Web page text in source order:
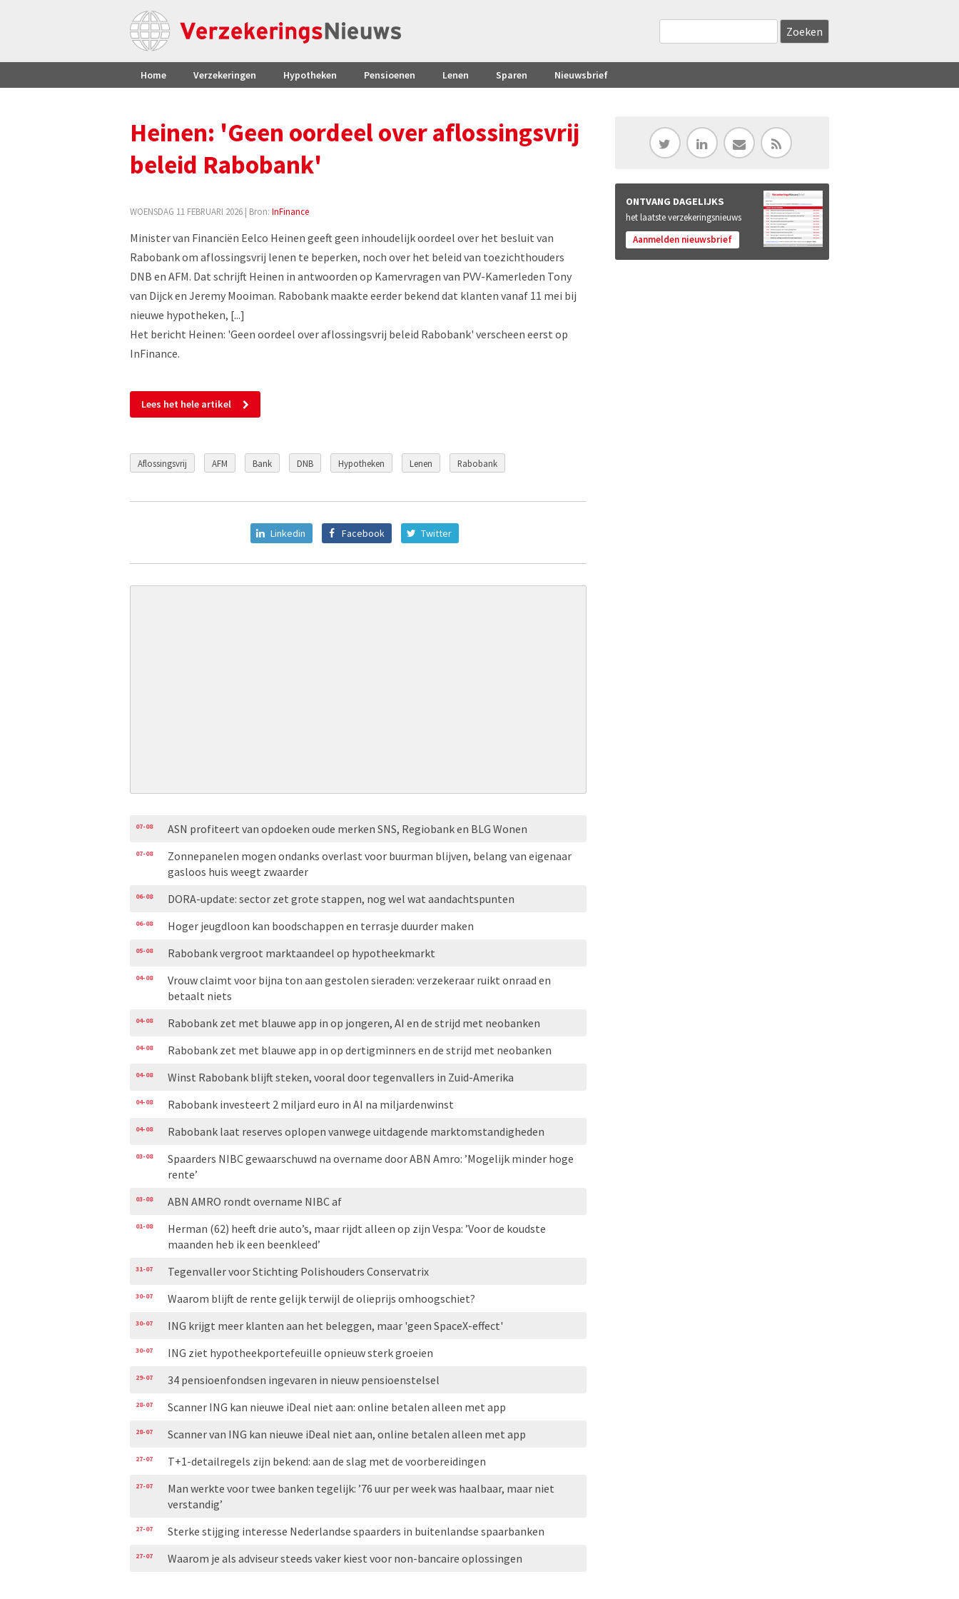
Home Verzekeringen Hypotheken Pensioenen Lenen Sparen Nieuwsbrief
Heinen: 'Geen oordeel over aflossingsvrij
beleid Rabobank'
WOENSDAG 11 FEBRUARI 2026 | Bron: InFinance
Minister van Financiën Eelco Heinen geeft geen inhoudelijk oordeel over het besluit van
Rabobank om aflossingsvrij lenen te beperken, noch over het beleid van toezichthouders
DNB en AFM. Dat schrijft Heinen in antwoorden op Kamervragen van PVV-Kamerleden Tony
van Dijck en Jeremy Mooiman. Rabobank maakte eerder bekend dat klanten vanaf 11 mei bij
nieuwe hypotheken, [...]
Het bericht Heinen: 'Geen oordeel over aflossingsvrij beleid Rabobank' verscheen eerst op
InFinance.
Lees het hele artikel
Aflossingsvrij AFM Bank DNB Hypotheken Lenen Rabobank
Linkedin Facebook Twitter
07-08 ASN profiteert van opdoeken oude merken SNS, Regiobank en BLG Wonen
07-08
Zonnepanelen mogen ondanks overlast voor buurman blijven, belang van eigenaar
gasloos huis weegt zwaarder
06-08 DORA-update: sector zet grote stappen, nog wel wat aandachtspunten
06-08 Hoger jeugdloon kan boodschappen en terrasje duurder maken
05-08 Rabobank vergroot marktaandeel op hypotheekmarkt
04-08
Vrouw claimt voor bijna ton aan gestolen sieraden: verzekeraar ruikt onraad en
betaalt niets
04-08 Rabobank zet met blauwe app in op jongeren, AI en de strijd met neobanken
04-08 Rabobank zet met blauwe app in op dertigminners en de strijd met neobanken
04-08 Winst Rabobank blijft steken, vooral door tegenvallers in Zuid-Amerika
04-08 Rabobank investeert 2 miljard euro in AI na miljardenwinst
04-08 Rabobank laat reserves oplopen vanwege uitdagende marktomstandigheden
03-08
Spaarders NIBC gewaarschuwd na overname door ABN Amro: ’Mogelijk minder hoge
rente’
03-08 ABN AMRO rondt overname NIBC af
01-08
Herman (62) heeft drie auto’s, maar rijdt alleen op zijn Vespa: ’Voor de koudste
maanden heb ik een beenkleed’
31-07 Tegenvaller voor Stichting Polishouders Conservatrix
30-07 Waarom blijft de rente gelijk terwijl de olieprijs omhoogschiet?
30-07 ING krijgt meer klanten aan het beleggen, maar 'geen SpaceX-effect'
30-07 ING ziet hypotheekportefeuille opnieuw sterk groeien
29-07 34 pensioenfondsen ingevaren in nieuw pensioenstelsel
28-07 Scanner ING kan nieuwe iDeal niet aan: online betalen alleen met app
28-07 Scanner van ING kan nieuwe iDeal niet aan, online betalen alleen met app
27-07 T+1-detailregels zijn bekend: aan de slag met de voorbereidingen
27-07
Man werkte voor twee banken tegelijk: ’76 uur per week was haalbaar, maar niet
verstandig’
27-07 Sterke stijging interesse Nederlandse spaarders in buitenlandse spaarbanken
27-07 Waarom je als adviseur steeds vaker kiest voor non-bancaire oplossingen
ONTVANG DAGELIJKS
het laatste verzekeringsnieuws
Aanmelden nieuwsbrief